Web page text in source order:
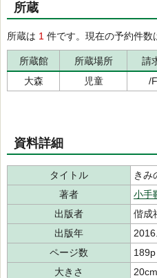
所蔵
所蔵は 1 件です。現在の予約件数
所蔵館 所蔵場所 請
大森
児童 /
資料詳細
タイトル
きみ
著者
小
出版者
偕成
出版年
ページ数
189p
大きさ
20cm